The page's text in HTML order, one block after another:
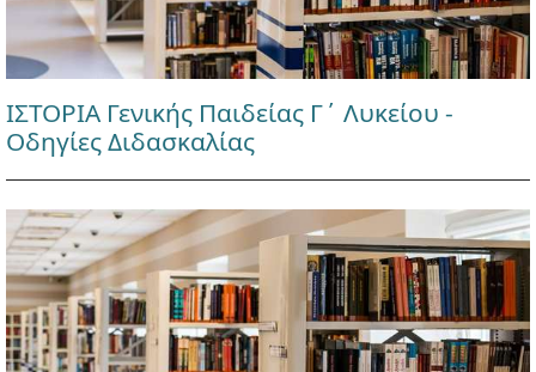
ΙΣΤΟΡΙΑ Γενικής Παιδείας Γ΄ Λυκείου -
Οδηγίες Διδασκαλίας